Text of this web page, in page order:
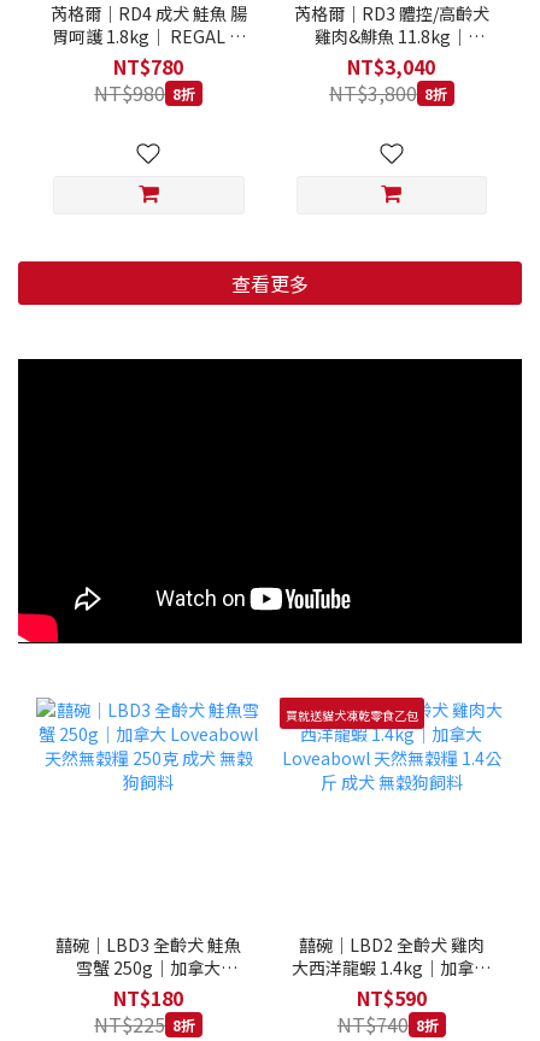
芮格爾｜RD4 成犬 鮭魚 腸
胃呵護 1.8kg｜ REGAL 天
然犬糧 狗飼料
NT$780
NT$980 8折
芮格爾｜RD3 體控/高齡犬
雞肉&鯡魚 11.8kg｜
REGAL 天然犬糧 狗飼料
NT$3,040
NT$3,800 8折
查看更多
囍碗｜LBD3 全齡犬 鮭魚
雪蟹 250g｜加拿大
Loveabowl 天然無穀糧
250克 成犬 無穀狗飼料
NT$180
NT$225 8折
買就送貓犬凍乾零食乙包
囍碗｜LBD2 全齡犬 雞肉
大西洋龍蝦 1.4kg｜加拿大
Loveabowl 天然無穀糧
1.4公斤 成犬 無穀狗飼料
NT$590
NT$740 8折